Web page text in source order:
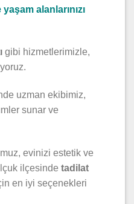
alanlarınızı
gibi hizmetlerimizle,
uzman ekibimiz,
sunar ve
evinizi estetik ve
ilçesinde tadilat
en iyi seçenekleri